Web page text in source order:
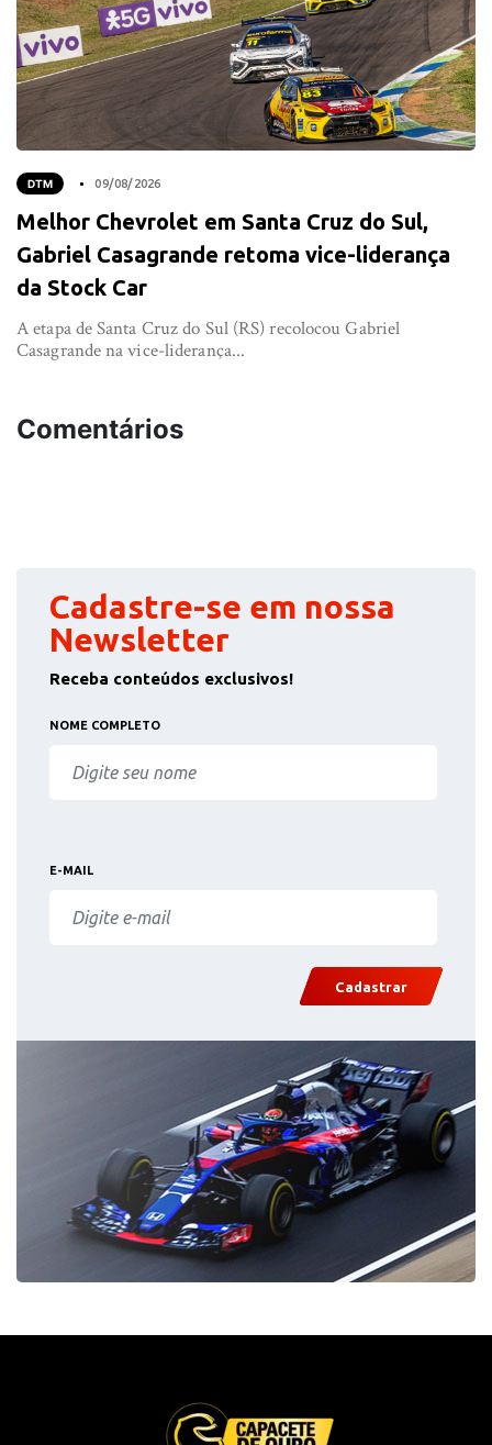
DTM 09/08/2026
Melhor Chevrolet em Santa Cruz do Sul,
Gabriel Casagrande retoma vice-liderança
da Stock Car
A etapa de Santa Cruz do Sul (RS) recolocou Gabriel
Casagrande na vice-liderança...
Comentários
Cadastre-se em nossa
Newsletter
Receba conteúdos exclusivos!
NOME COMPLETO
E-MAIL
Cadastrar